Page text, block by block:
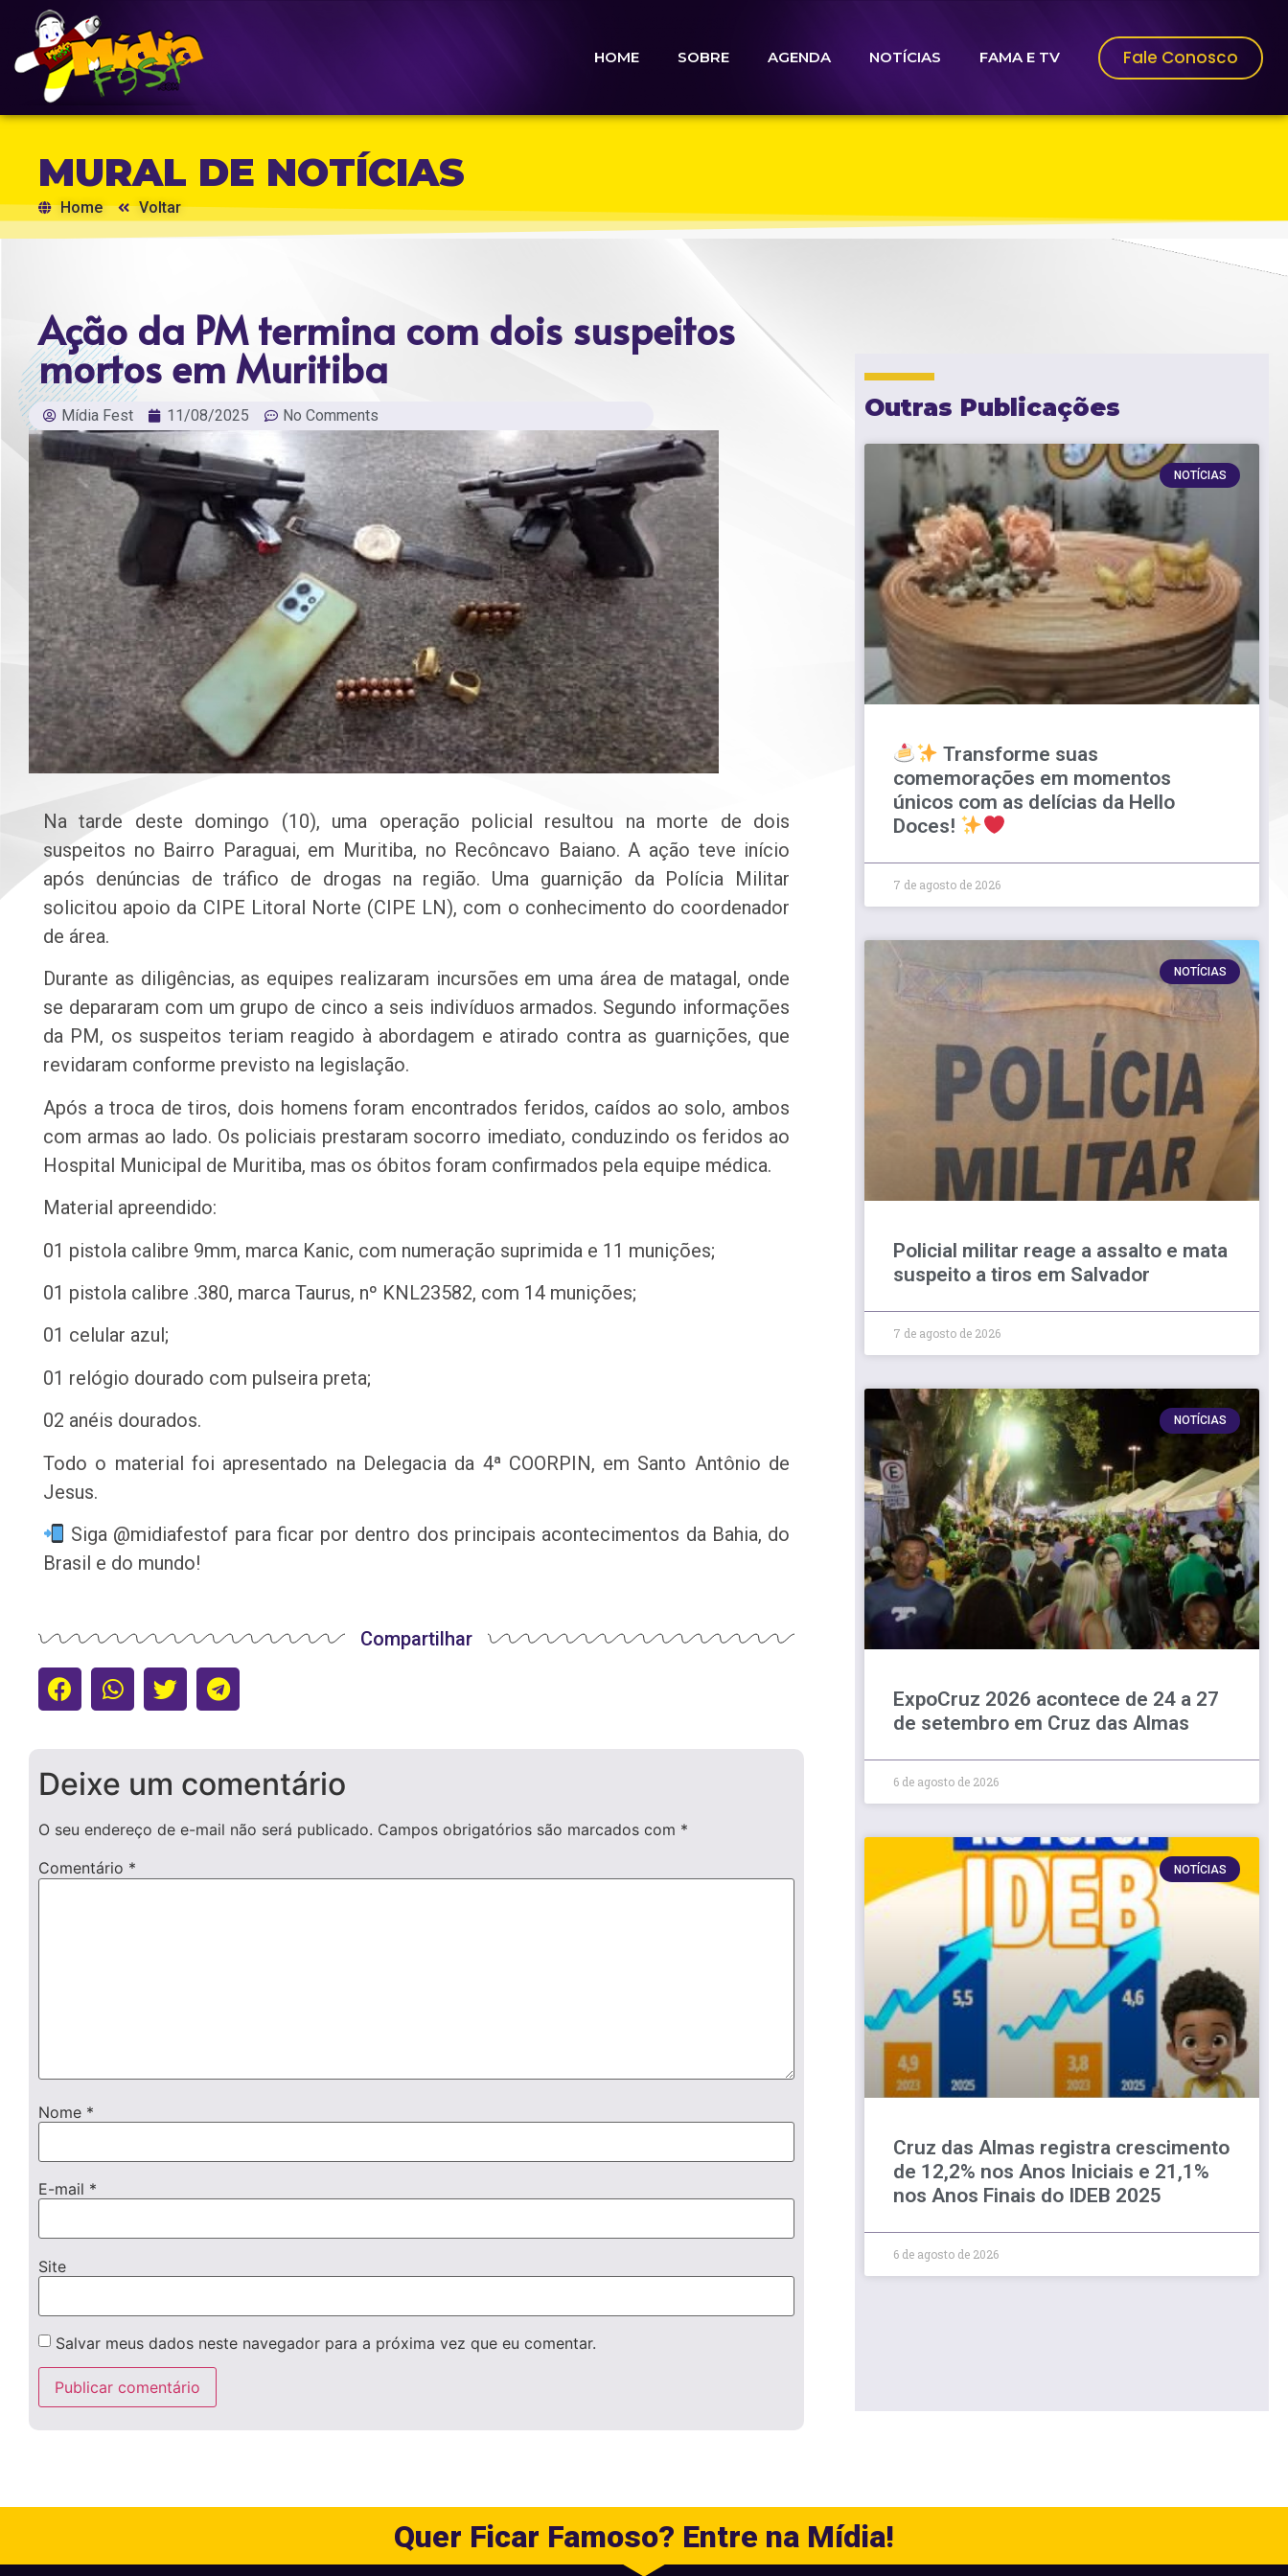
HOME SOBRE AGENDA NOTÍCIAS FAMA E TV Fale Conosco
MURAL DE NOTÍCIAS
Home Voltar
Ação da PM termina com dois suspeitos
mortos em Muritiba
Mídia Fest 11/08/2025 No Comments
Na tarde deste domingo (10), uma operação policial resultou na morte de dois
suspeitos no Bairro Paraguai, em Muritiba, no Recôncavo Baiano. A ação teve início
após denúncias de tráfico de drogas na região. Uma guarnição da Polícia Militar
solicitou apoio da CIPE Litoral Norte (CIPE LN), com o conhecimento do coordenador
de área.
Durante as diligências, as equipes realizaram incursões em uma área de matagal, onde
se depararam com um grupo de cinco a seis indivíduos armados. Segundo informações
da PM, os suspeitos teriam reagido à abordagem e atirado contra as guarnições, que
revidaram conforme previsto na legislação.
Após a troca de tiros, dois homens foram encontrados feridos, caídos ao solo, ambos
com armas ao lado. Os policiais prestaram socorro imediato, conduzindo os feridos ao
Hospital Municipal de Muritiba, mas os óbitos foram confirmados pela equipe médica.
Material apreendido:
01 pistola calibre 9mm, marca Kanic, com numeração suprimida e 11 munições;
01 pistola calibre .380, marca Taurus, nº KNL23582, com 14 munições;
01 celular azul;
01 relógio dourado com pulseira preta;
02 anéis dourados.
Todo o material foi apresentado na Delegacia da 4ª COORPIN, em Santo Antônio de
Jesus.
Siga @midiafestof para ficar por dentro dos principais acontecimentos da Bahia, do
Brasil e do mundo!
Compartilhar
Deixe um comentário
O seu endereço de e-mail não será publicado. Campos obrigatórios são marcados com *
Comentário *
Nome *
E-mail *
Site
Salvar meus dados neste navegador para a próxima vez que eu comentar.
Outras Publicações
NOTÍCIAS
Transforme suas
comemorações em momentos
únicos com as delícias da Hello
Doces!
7 de agosto de 2026
NOTÍCIAS
Policial militar reage a assalto e mata
suspeito a tiros em Salvador
7 de agosto de 2026
NOTÍCIAS
ExpoCruz 2026 acontece de 24 a 27
de setembro em Cruz das Almas
6 de agosto de 2026
NOTÍCIAS
Cruz das Almas registra crescimento
de 12,2% nos Anos Iniciais e 21,1%
nos Anos Finais do IDEB 2025
6 de agosto de 2026
Quer Ficar Famoso? Entre na Mídia!